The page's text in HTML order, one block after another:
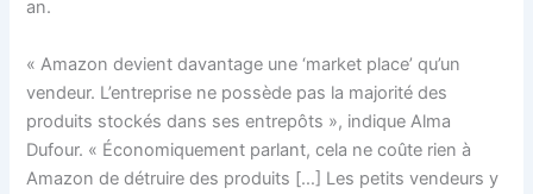
an.
« Amazon devient davantage une ‘market place’ qu’un
vendeur. L’entreprise ne possède pas la majorité des
produits stockés dans ses entrepôts », indique Alma
Dufour. « Économiquement parlant, cela ne coûte rien à
Amazon de détruire des produits […] Les petits vendeurs y